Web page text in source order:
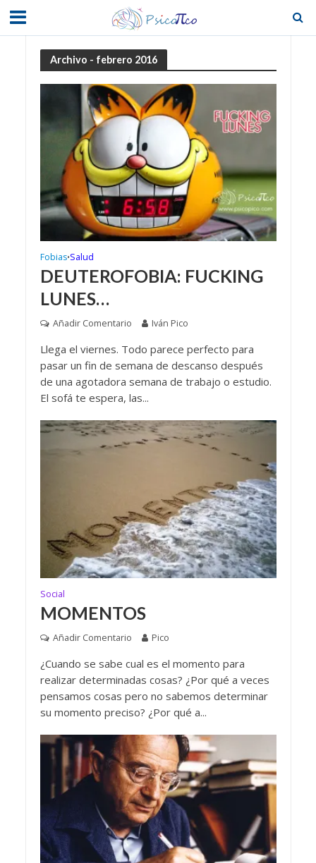
Archivo - febrero 2016
Fobias•Salud
DEUTEROFOBIA: FUCKING
LUNES…
Añadir Comentario Iván Pico
Llega el viernes. Todo parece perfecto para
pasar un fin de semana de descanso después
de una agotadora semana de trabajo o estudio.
El sofá te espera, las...
Social
MOMENTOS
Añadir Comentario Pico
¿Cuando se sabe cual es el momento para
realizar determinadas cosas? ¿Por qué a veces
pensamos cosas pero no sabemos determinar
su momento preciso? ¿Por qué a...